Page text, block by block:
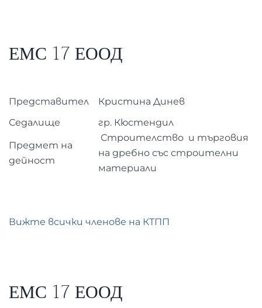
ЕМС 17 ЕООД
Представител
Кристина Динев
Седалище
гр. Кюстендил
Предмет на
дейност
Строителство и търговия
на дребно със строителни
материали
Вижте всички членове на КТПП
ЕМС 17 ЕООД